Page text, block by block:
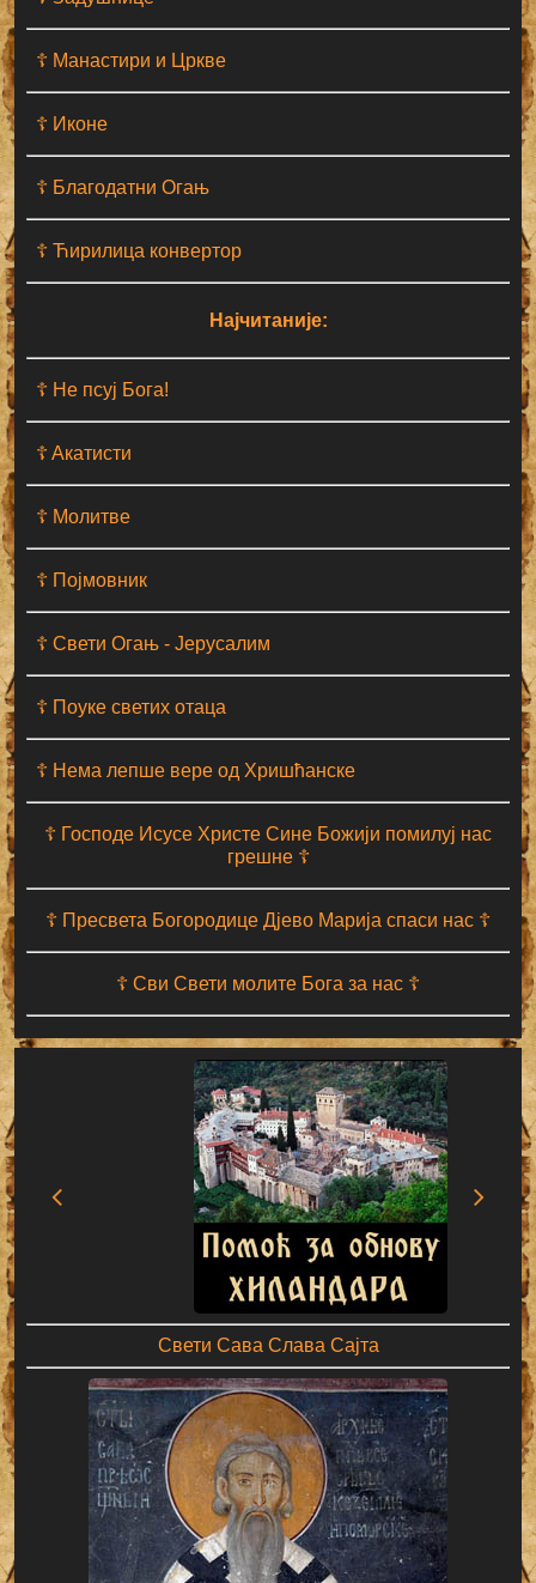
☦ Манастири и Цркве
☦ Иконе
☦ Благодатни Огањ
☦ Ћирилица конвертор
Најчитаније:
☦ Не псуј Бога!
☦ Aкатисти
☦ Молитве
☦ Појмовник
☦ Свети Огањ - Јерусалим
☦ Поуке светих отаца
☦ Нема лепше вере од Хришћанске
☦ Господе Исусе Христе Сине Божији помилуј нас
грешне ☦
☦ Пресвета Богородице Дјево Марија спаси нас ☦
☦ Сви Свети молите Бога за нас ☦
Свети Сава Слава Сајта